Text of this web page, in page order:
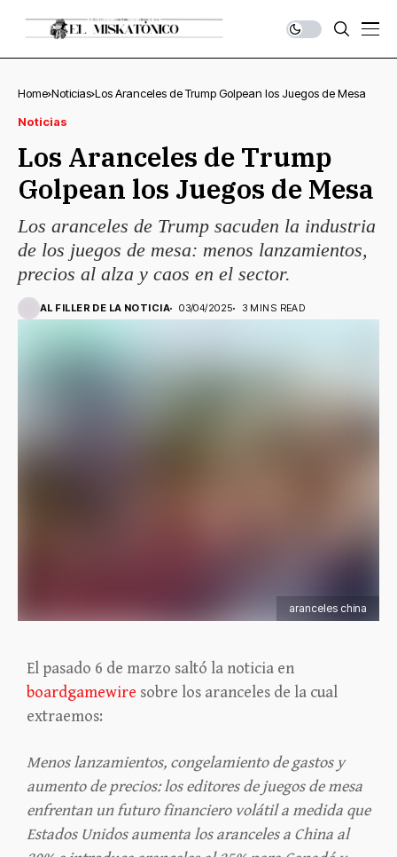
Home Noticias Los Aranceles de Trump Golpean los Juegos de Mesa
Noticias
Los Aranceles de Trump
Golpean los Juegos de Mesa
Los aranceles de Trump sacuden la industria
de los juegos de mesa: menos lanzamientos,
precios al alza y caos en el sector.
AL FILLER DE LA NOTICIA 03/04/2025 3 MINS READ
aranceles china
El pasado 6 de marzo saltó la noticia en
boardgamewire sobre los aranceles de la cual
extraemos:
Menos lanzamientos, congelamiento de gastos y
aumento de precios: los editores de juegos de mesa
enfrentan un futuro financiero volátil a medida que
Estados Unidos aumenta los aranceles a China al